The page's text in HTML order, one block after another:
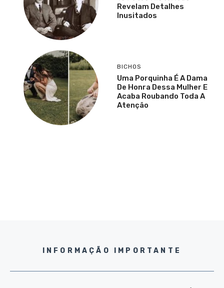
Revelam Detalhes
Inusitados
BICHOS
Uma Porquinha É A Dama
De Honra Dessa Mulher E
Acaba Roubando Toda A
Atenção
INFORMAÇÃO IMPORTANTE